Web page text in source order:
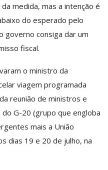
medida, mas a intenção é
do esperado pelo
governo consiga dar um
fiscal.
o ministro da
viagem programada
reunião de ministros e
G-20 (grupo que engloba
mais a União
dias 19 e 20 de julho, na